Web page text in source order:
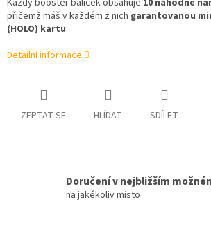
Každý booster balíček obsahuje 10 náhodně
přičemž máš v každém z nich garantovanou
(HOLO) kartu
Detailní informace
ZEPTAT SE HLÍDAT SDÍLET
Doručení v nejbližším
na jakékoliv místo